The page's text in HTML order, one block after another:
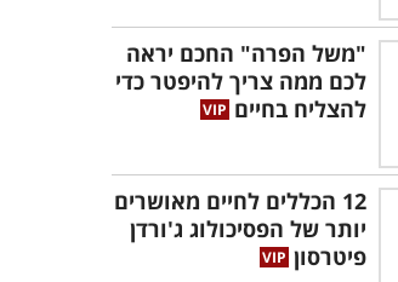
"משל הפרה" החכם יראה
לכם ממה צריך להיפטר כדי
להצליח בחיים
12 הכללים לחיים מאושרים
יותר של הפסיכולוג ג'ורדן
פיטרסון